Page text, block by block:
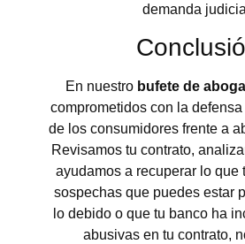
demanda
En nuestro bufete de
comprometidos con la
de los consumidores frente a
Revisamos tu contrato,
ayudamos a recuperar lo que
sospechas que puedes estar
lo debido o que tu banco ha
abusivas en tu contrato,